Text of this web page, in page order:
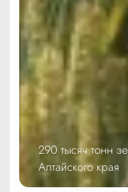
290 тысяч тонн
Алтайского края